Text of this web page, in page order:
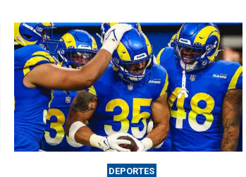
DEPORTES